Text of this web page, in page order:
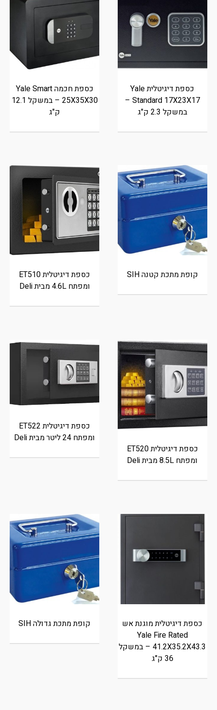
כספת דיגיטלית Yale
Standard 17X23X17 –
במשקל 2.3 ק"ג
כספת חכמה Yale Smart
25X35X30 – במשקל 12.1
ק"ג
קופת מתכת קטנה SIH
כספת דיגיטלית ET510
ומפתח 4.6L מבית Deli
כספת דיגיטלית ET520
ומפתח 8.5L מבית Deli
כספת דיגיטלית ET522
ומפתח 24 ליטר מבית Deli
כספת דיגיטלית מוגנת אש
Yale Fire Rated
41.2X35.2X43.3 – במשקל
36 ק"ג
קופת מתכת גדולה SIH